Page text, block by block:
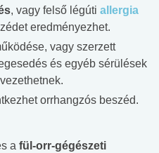
, vagy felső légúti allergia
eredményezhet.
vagy szerzett
és egyéb sérülések
orrhangzós beszéd.
a fül-orr-gégészeti